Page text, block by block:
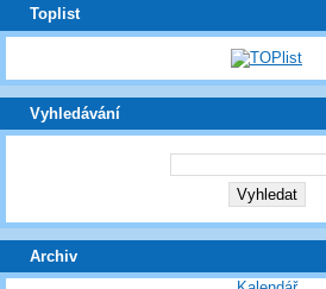
Toplist
Vyhledávání
Archiv